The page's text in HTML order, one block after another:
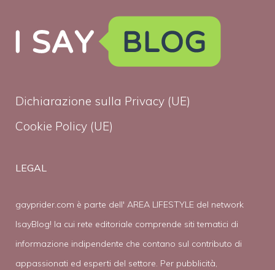
Dichiarazione sulla Privacy (UE)
Cookie Policy (UE)
LEGAL
gayprider.com è parte dell' AREA LIFESTYLE del network
IsayBlog! la cui rete editoriale comprende siti tematici di
informazione indipendente che contano sul contributo di
appassionati ed esperti del settore. Per pubblicità,